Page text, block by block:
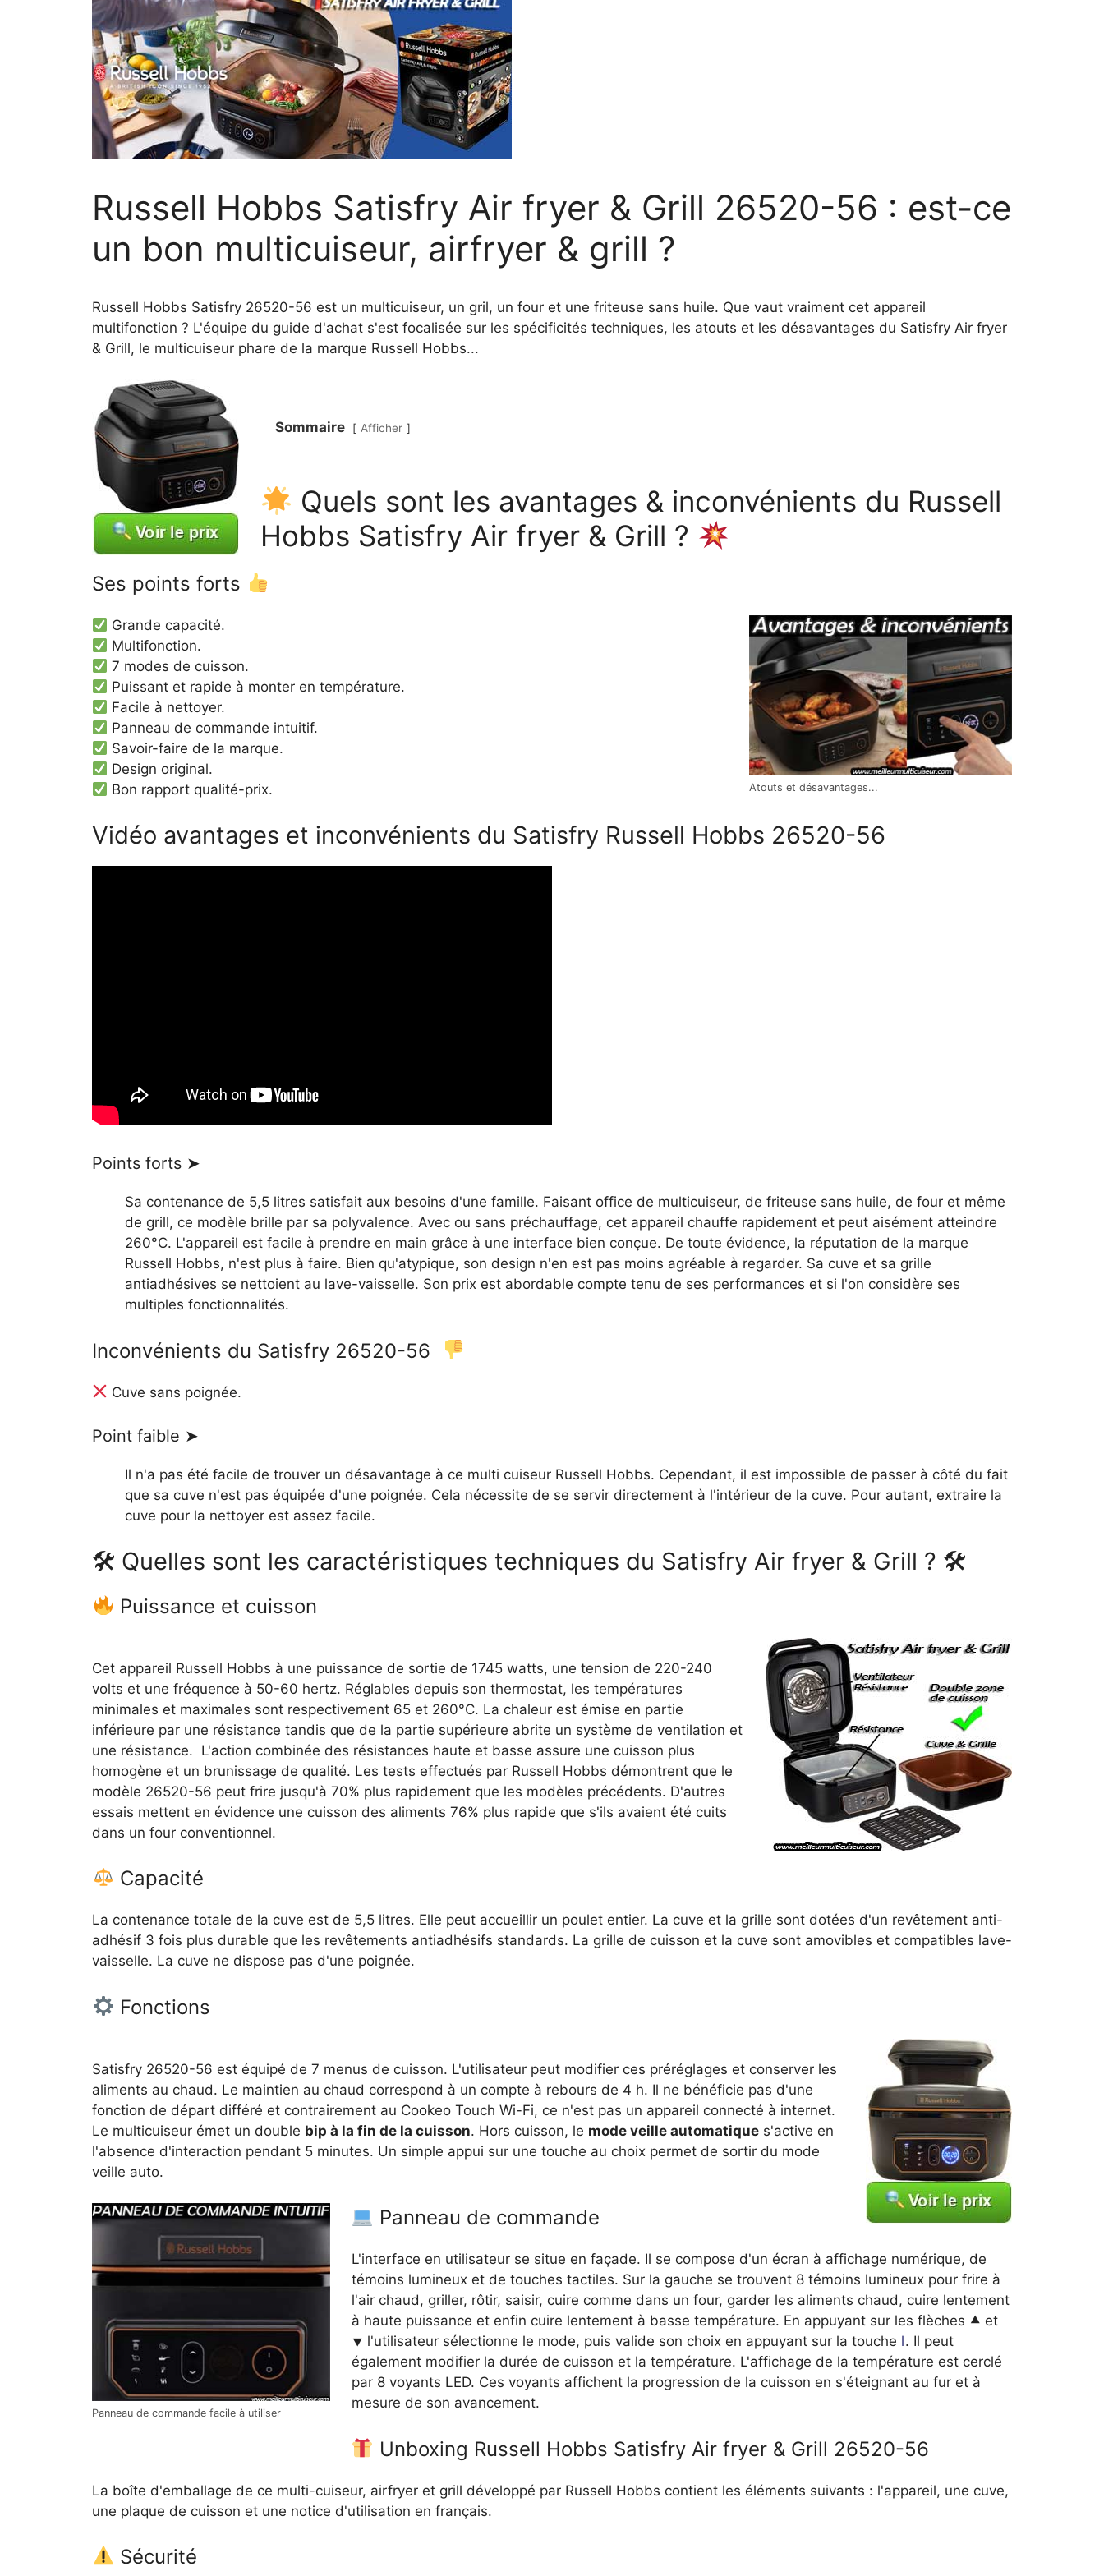
Russell Hobbs Satisfry Air fryer & Grill 26520-56 : est-ce
un bon multicuiseur, airfryer & grill ?
Russell Hobbs Satisfry 26520-56 est un multicuiseur, un gril, un four et une friteuse sans huile. Que vaut vraiment cet appareil
multifonction ? L'équipe du guide d'achat s'est focalisée sur les spécificités techniques, les atouts et les désavantages du Satisfry Air fryer
& Grill, le multicuiseur phare de la marque Russell Hobbs...
Sommaire Afficher
Quels sont les avantages & inconvénients du Russell
Hobbs Satisfry Air fryer & Grill ?
Ses points forts
Atouts et désavantages...
Grande capacité.
Multifonction.
7 modes de cuisson.
Puissant et rapide à monter en température.
Facile à nettoyer.
Panneau de commande intuitif.
Savoir-faire de la marque.
Design original.
Bon rapport qualité-prix.
Vidéo avantages et inconvénients du Satisfry Russell Hobbs 26520-56
Points forts ➤
Sa contenance de 5,5 litres satisfait aux besoins d'une famille. Faisant office de multicuiseur, de friteuse sans huile, de four et même
de grill, ce modèle brille par sa polyvalence. Avec ou sans préchauffage, cet appareil chauffe rapidement et peut aisément atteindre
260°C. L'appareil est facile à prendre en main grâce à une interface bien conçue. De toute évidence, la réputation de la marque
Russell Hobbs, n'est plus à faire. Bien qu'atypique, son design n'en est pas moins agréable à regarder. Sa cuve et sa grille
antiadhésives se nettoient au lave-vaisselle. Son prix est abordable compte tenu de ses performances et si l'on considère ses
multiples fonctionnalités.
Inconvénients du Satisfry 26520-56
Cuve sans poignée.
Point faible ➤
Il n'a pas été facile de trouver un désavantage à ce multi cuiseur Russell Hobbs. Cependant, il est impossible de passer à côté du fait
que sa cuve n'est pas équipée d'une poignée. Cela nécessite de se servir directement à l'intérieur de la cuve. Pour autant, extraire la
cuve pour la nettoyer est assez facile.
🛠 Quelles sont les caractéristiques techniques du Satisfry Air fryer & Grill ? 🛠
Puissance et cuisson
Cet appareil Russell Hobbs à une puissance de sortie de 1745 watts, une tension de 220-240
volts et une fréquence à 50-60 hertz. Réglables depuis son thermostat, les températures
minimales et maximales sont respectivement 65 et 260°C. La chaleur est émise en partie
inférieure par une résistance tandis que de la partie supérieure abrite un système de ventilation et
une résistance. L'action combinée des résistances haute et basse assure une cuisson plus
homogène et un brunissage de qualité. Les tests effectués par Russell Hobbs démontrent que le
modèle 26520-56 peut frire jusqu'à 70% plus rapidement que les modèles précédents. D'autres
essais mettent en évidence une cuisson des aliments 76% plus rapide que s'ils avaient été cuits
dans un four conventionnel.
Capacité
La contenance totale de la cuve est de 5,5 litres. Elle peut accueillir un poulet entier. La cuve et la grille sont dotées d'un revêtement anti-
adhésif 3 fois plus durable que les revêtements antiadhésifs standards. La grille de cuisson et la cuve sont amovibles et compatibles lave-
vaisselle. La cuve ne dispose pas d'une poignée.
Fonctions
Satisfry 26520-56 est équipé de 7 menus de cuisson. L'utilisateur peut modifier ces préréglages et conserver les
aliments au chaud. Le maintien au chaud correspond à un compte à rebours de 4 h. Il ne bénéficie pas d'une
fonction de départ différé et contrairement au Cookeo Touch Wi-Fi, ce n'est pas un appareil connecté à internet.
Le multicuiseur émet un double bip à la fin de la cuisson. Hors cuisson, le mode veille automatique s'active en
l'absence d'interaction pendant 5 minutes. Un simple appui sur une touche au choix permet de sortir du mode
veille auto.
Panneau de commande facile à utiliser
Panneau de commande
L'interface en utilisateur se situe en façade. Il se compose d'un écran à affichage numérique, de
témoins lumineux et de touches tactiles. Sur la gauche se trouvent 8 témoins lumineux pour frire à
l'air chaud, griller, rôtir, saisir, cuire comme dans un four, garder les aliments chaud, cuire lentement
à haute puissance et enfin cuire lentement à basse température. En appuyant sur les flèches ⯅ et
⯆ l'utilisateur sélectionne le mode, puis valide son choix en appuyant sur la touche I. Il peut
également modifier la durée de cuisson et la température. L'affichage de la température est cerclé
par 8 voyants LED. Ces voyants affichent la progression de la cuisson en s'éteignant au fur et à
mesure de son avancement.
Unboxing Russell Hobbs Satisfry Air fryer & Grill 26520-56
La boîte d'emballage de ce multi-cuiseur, airfryer et grill développé par Russell Hobbs contient les éléments suivants : l'appareil, une cuve,
une plaque de cuisson et une notice d'utilisation en français.
Sécurité